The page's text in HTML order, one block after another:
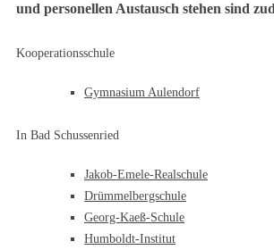
und personellen Austausch stehen sind
Kooperationsschule
Gymnasium Aulendorf
In Bad Schussenried
Jakob-Emele-Realschule
Drümmelbergschule
Georg-Kaeß-Schule
Humboldt-Institut